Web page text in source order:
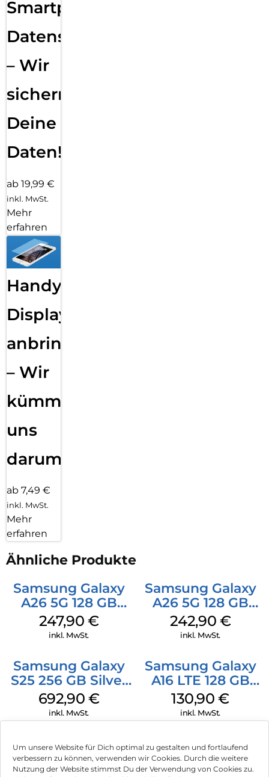
Um unsere Website für Dich optimal zu gestalten und fortlaufend
verbessern zu können, verwenden wir Cookies. Durch die weitere
Nutzung der Website stimmst Du der Verwendung von Cookies zu.
Smartphone
Datensicherung
– Wir
sichern
Deine
Daten!
ab 19,99 €
inkl. MwSt.
Mehr
erfahren
Handy
Displayfolie
anbringen
– Wir
kümmern
uns
darum!
ab 7,49 €
inkl. MwSt.
Mehr
erfahren
Ähnliche Produkte
Samsung Galaxy
A26 5G 128 GB
Black
247,90 €
inkl. MwSt.
Samsung Galaxy
A26 5G 128 GB
Mint
242,90 €
inkl. MwSt.
Samsung Galaxy
S25 256 GB Silver
Shadow
692,90 €
inkl. MwSt.
Samsung Galaxy
A16 LTE 128 GB
Black
130,90€
inkl. MwSt.
Doro Leva L30
Graphite/Weiß
Crosscall Stellar-
M6 128 GB
Schwarz